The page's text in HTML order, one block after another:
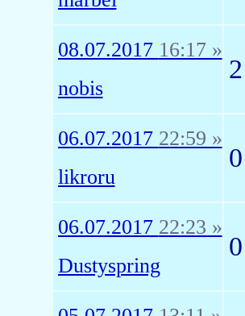
08.07.2017 16:17 »
nobis
2
06.07.2017 22:59 »
likroru
0
06.07.2017 22:23 »
Dustyspring
0